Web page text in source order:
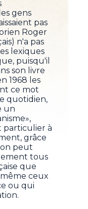
gens
pas
Roger
n'a pas
lexiques
puisqu'il
son livre
1968 les
ce mot
quotidien,
un
particulier à
grâce
peut
tous
que
ceux
ou qui